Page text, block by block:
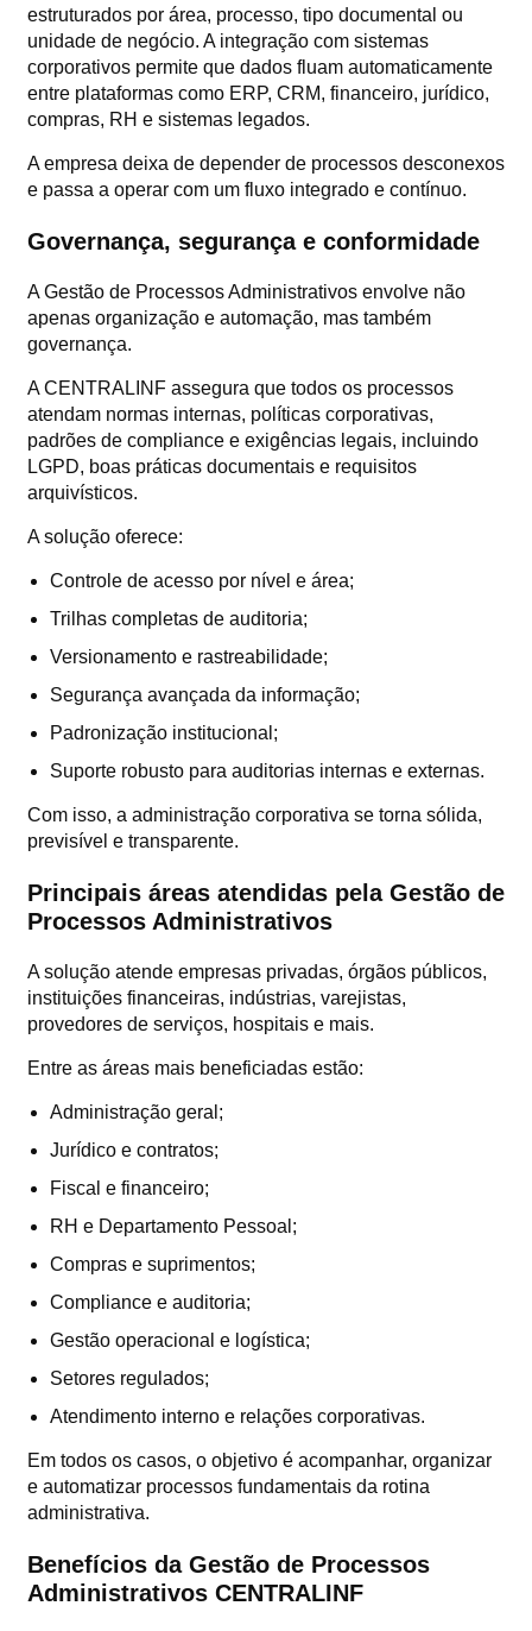
estruturados por área, processo, tipo documental ou
unidade de negócio. A integração com sistemas
corporativos permite que dados fluam automaticamente
entre plataformas como ERP, CRM, financeiro, jurídico,
compras, RH e sistemas legados.
A empresa deixa de depender de processos desconexos
e passa a operar com um fluxo integrado e contínuo.
Governança, segurança e conformidade
A Gestão de Processos Administrativos envolve não
apenas organização e automação, mas também
governança.
A CENTRALINF assegura que todos os processos
atendam normas internas, políticas corporativas,
padrões de compliance e exigências legais, incluindo
LGPD, boas práticas documentais e requisitos
arquivísticos.
A solução oferece:
Controle de acesso por nível e área;
Trilhas completas de auditoria;
Versionamento e rastreabilidade;
Segurança avançada da informação;
Padronização institucional;
Suporte robusto para auditorias internas e externas.
Com isso, a administração corporativa se torna sólida,
previsível e transparente.
Principais áreas atendidas pela Gestão de
Processos Administrativos
A solução atende empresas privadas, órgãos públicos,
instituições financeiras, indústrias, varejistas,
provedores de serviços, hospitais e mais.
Entre as áreas mais beneficiadas estão:
Administração geral;
Jurídico e contratos;
Fiscal e financeiro;
RH e Departamento Pessoal;
Compras e suprimentos;
Compliance e auditoria;
Gestão operacional e logística;
Setores regulados;
Atendimento interno e relações corporativas.
Em todos os casos, o objetivo é acompanhar, organizar
e automatizar processos fundamentais da rotina
administrativa.
Benefícios da Gestão de Processos
Administrativos CENTRALINF